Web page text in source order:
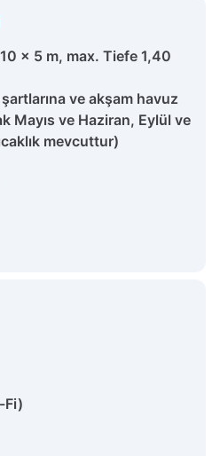
x 5 m, max. Tiefe 1,40
ve akşam havuz
Mayıs ve Haziran, Eylül ve
mevcuttur)
Fi)